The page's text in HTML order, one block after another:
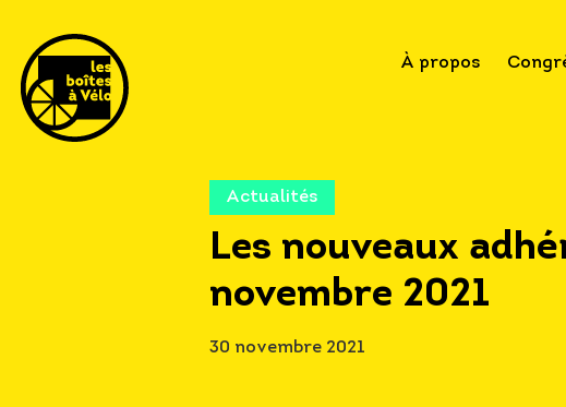
À propos
Actualités
Les nouveaux
novembre 2021
30 novembre 2021